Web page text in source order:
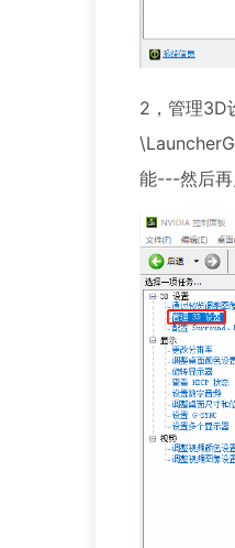
2，管理3D
能---然后再